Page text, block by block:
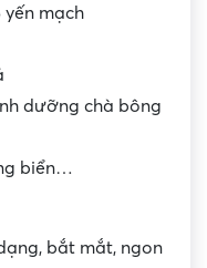
mạch
dưỡng chà bông
biển…
bắt mắt, ngon